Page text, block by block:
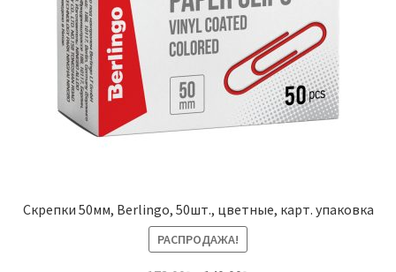
Скрепки 50мм, Berlingo, 50шт., цветные, карт. упаковка
РАСПРОДАЖА!